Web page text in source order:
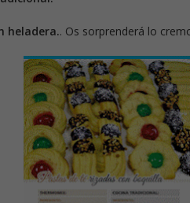
heladera.. Os sorprenderá lo